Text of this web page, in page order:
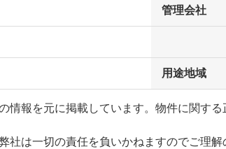
管理会社
用途地域
の情報を元に掲載しています。物件に関す
社は一切の責任を負いかねますのでご理解